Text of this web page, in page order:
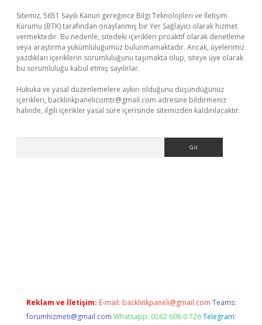
Sitemiz, 5651 Sayılı Kanun gereğince Bilgi Teknolojileri ve İletişim
Kurumu (BTK) tarafından onaylanmış bir Yer Sağlayıcı olarak hizmet
vermektedir. Bu nedenle, sitedeki içerikleri proaktif olarak denetleme
veya araştırma yükümlülüğümüz bulunmamaktadır. Ancak, üyelerimiz
yazdıkları içeriklerin sorumluluğunu taşımakta olup, siteye üye olarak
bu sorumluluğu kabul etmiş sayılırlar.
Hukuka ve yasal düzenlemelere aykırı olduğunu düşündüğünüz
içerikleri, backlinkpanelicomtr@gmail.com adresine bildirmeniz
halinde, ilgili içerikler yasal süre içerisinde sitemizden kaldırılacaktır.
Reklam ve İletişim: E-mail: backlinkpaneli@gmail.com Teams:
forumhizmeti@gmail.com Whatsapp: 0262 606 0 726 Telegram: